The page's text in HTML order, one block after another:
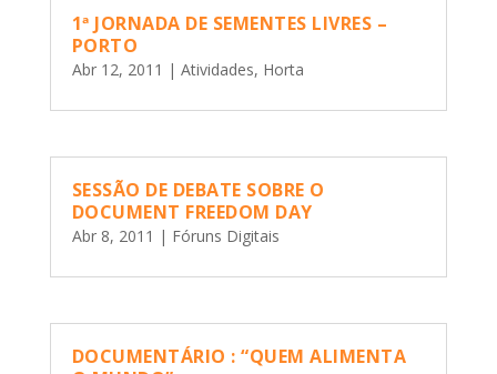
1ª JORNADA DE SEMENTES LIVRES –
PORTO
Abr 12, 2011 | Atividades, Horta
SESSÃO DE DEBATE SOBRE O
DOCUMENT FREEDOM DAY
Abr 8, 2011 | Fóruns Digitais
DOCUMENTÁRIO : “QUEM ALIMENTA